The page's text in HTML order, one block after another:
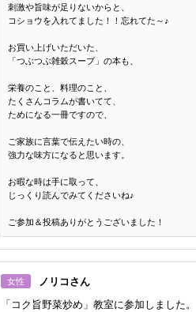
刺激や旨味が足りないからと、
コショウを入れてました！！忘れてた～♪
お買い上げいただいた、
「つぶつぶ雑穀スープ」の本も、
栄養のこと、料理のこと、
たくさんコラムが書いてて、
ためになる一冊ですので、
ご家族に言葉で伝えたい時の、
強力な味方になると思います。
お暇な時は手に取って、
じっくり読んでみてくださいね♪
ご参加＆投稿ありがとうございました！
女性 ノリコさん
「コク旨野菜炒め」教室に参加しました。